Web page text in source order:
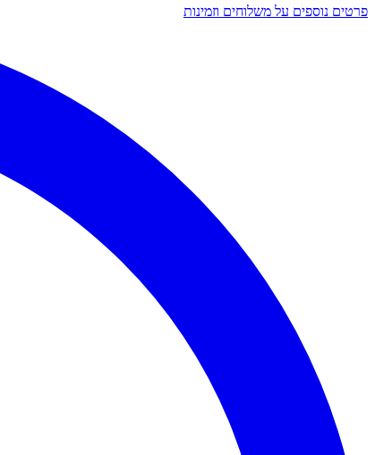
פרטים נוספים על משלוחים וזמינות